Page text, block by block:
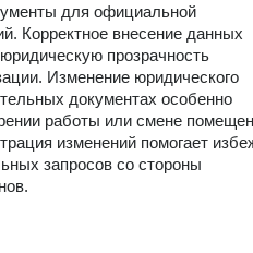
для официальной
Корректное внесение данных
прозрачность
Изменение юридического
документах особенно
работы или смене
изменений помогает
запросов со стороны